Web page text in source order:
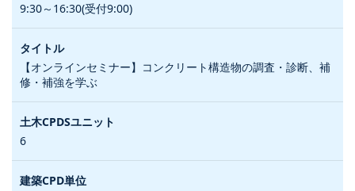
9:30～16:30(受付9:00)
【オンラインセミナー】コンクリート構造物の調査・診断、補
修・補強を学ぶ
6